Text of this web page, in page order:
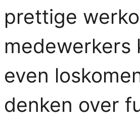
prettige
medewerkers
even
denken over